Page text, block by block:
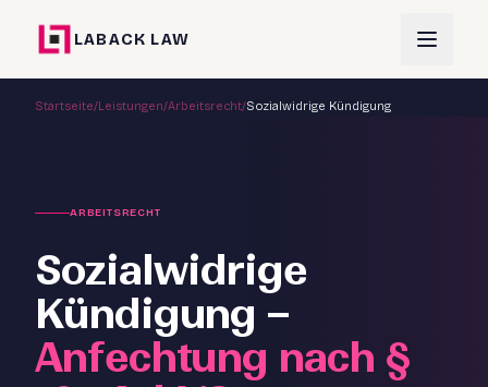
LABACK LAW
Startseite/Leistungen/Arbeitsrecht/Sozialwidrige Kündigung
ARBEITSRECHT
Sozialwidrige
Kündigung –
Anfechtung nach §